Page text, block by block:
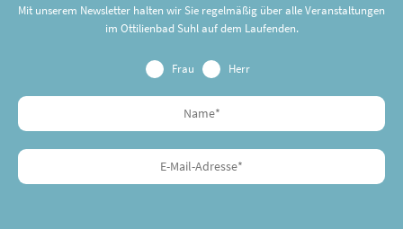
Mit unserem Newsletter halten wir Sie regelmäßig über alle Veranstaltungen
im Ottilienbad Suhl auf dem Laufenden.
Frau Herr